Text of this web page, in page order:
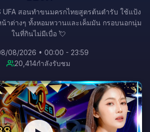
UFA สอนทำขนมครกไทยสูตรต้นตำรับ ใช้แป้ง
าต่างๆ ทั้งหอมหวานและเค็มมัน กรอบนอกนุ่ม
ในที่กินไม่มีเบื่อ 💘
08/2026 • 00:00 - 23:59
20,414กำลังรับชม